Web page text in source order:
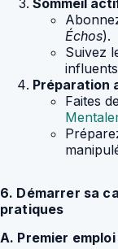
Échos).
Suivez
Préparation
Faites
6. Démarrer sa
pratiques
A. Premier